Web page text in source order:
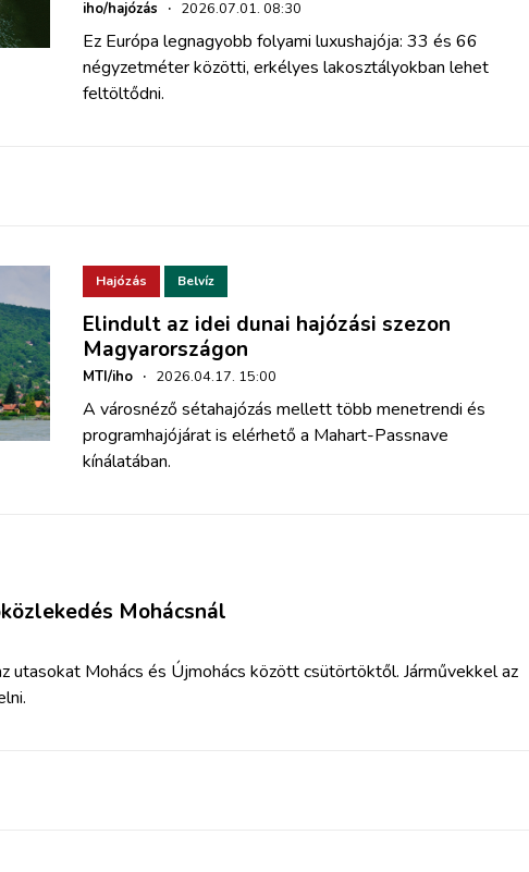
iho/hajózás · 2026.07.01. 08:30
Ez Európa legnagyobb folyami luxushajója: 33 és 66
négyzetméter közötti, erkélyes lakosztályokban lehet
feltöltődni.
Hajózás Belvíz
Elindult az idei dunai hajózási szezon
Magyarországon
MTI/iho · 2026.04.17. 15:00
A városnéző sétahajózás mellett több menetrendi és
programhajójárat is elérhető a Mahart-Passnave
kínálatában.
Mohácsnál
utasokat Mohács és Újmohács között csütörtöktől. Járművekkel az